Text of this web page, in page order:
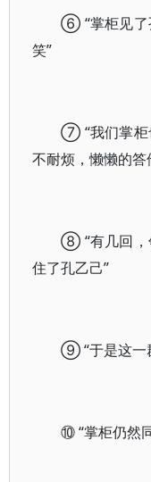
⑥ “掌柜见了
笑”
⑦ “我们掌柜
不耐烦，懒懒的答
⑧ “有几回，
住了孔乙己”
⑨ “于是这一
⑩ “掌柜仍然